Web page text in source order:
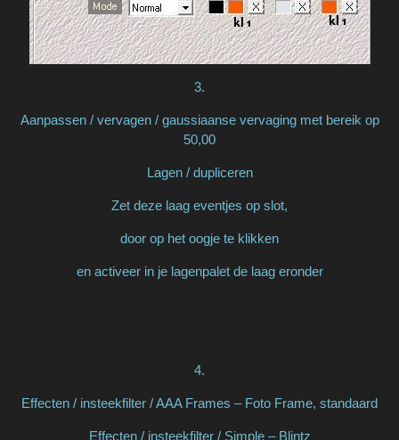
3.
Aanpassen / vervagen / gaussiaanse vervaging met bereik op
50,00
Lagen / dupliceren
Zet deze laag eventjes op slot,
door op het oogje te klikken
en activeer in je lagenpalet de laag eronder
4.
Effecten / insteekfilter / AAA Frames – Foto Frame, standaard
Effecten / insteekfilter / Simple – Blintz